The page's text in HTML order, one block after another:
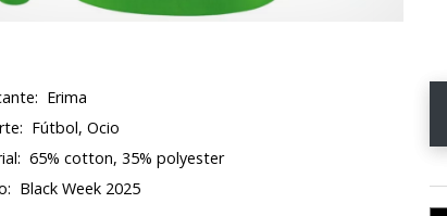
Erima
Fútbol, Ocio
65% cotton, 35% polyester
Black Week 2025